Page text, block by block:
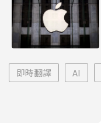
即時翻譯 AI